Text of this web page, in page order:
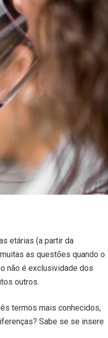
etárias (a partir da
as questões quando o
não é exclusividade dos
outros.
termos mais conhecidos,
Sabe se se insere